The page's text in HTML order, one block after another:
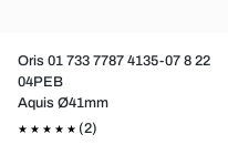
Oris 01 733 7787 4135-07 8 22
04PEB
Aquis Ø41mm
(2)